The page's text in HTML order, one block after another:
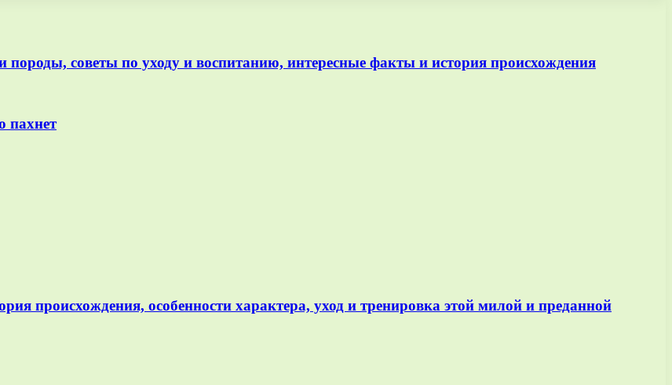
советы по уходу и воспитанию, интересные факты и история происхождения
пахнет
происхождения, особенности характера, уход и тренировка этой милой и преданной